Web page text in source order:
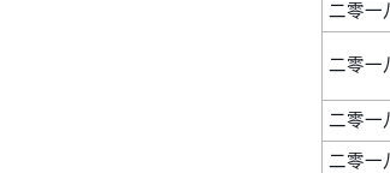
二零一
二零一
二零一
二零一